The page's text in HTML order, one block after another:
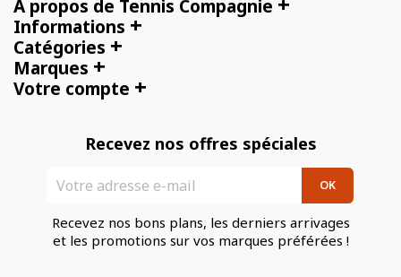
À propos de Tennis Compagnie
Informations +
Catégories +
Marques +
Votre compte +
Recevez nos offres spéciales
Recevez nos bons plans, les derniers arrivages
et les promotions sur vos marques préférées !